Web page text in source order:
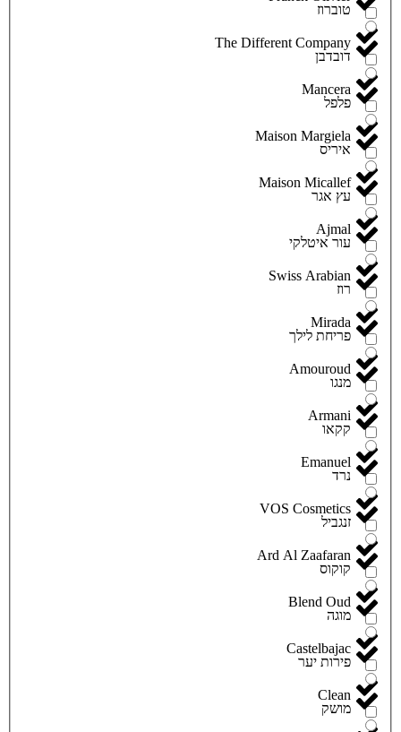
The Different Company
Mancera
Maison Margiela
Maison Micallef
Ajmal
Swiss Arabian
Mirada
Amouroud
Armani
Emanuel
VOS Cosmetics
Ard Al Zaafaran
Blend Oud
Castelbajac
Clean
טוברוז
דובדבן
פלפל
איריס
עץ אגר
עור איטלקי
רוז
פריחת לילך
מנגו
קקאו
נרד
זנגביל
קוקוס
מוגה
פירות יער
מושק